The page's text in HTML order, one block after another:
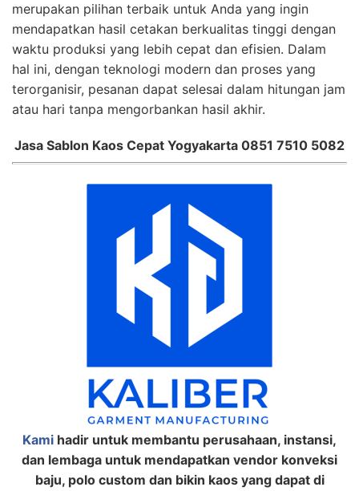
merupakan pilihan terbaik untuk Anda yang ingin
mendapatkan hasil cetakan berkualitas tinggi dengan
waktu produksi yang lebih cepat dan efisien. Dalam
hal ini, dengan teknologi modern dan proses yang
terorganisir, pesanan dapat selesai dalam hitungan jam
atau hari tanpa mengorbankan hasil akhir.
Jasa Sablon Kaos Cepat Yogyakarta 0851 7510 5082
Kami hadir untuk membantu perusahaan, instansi,
dan lembaga untuk mendapatkan vendor konveksi
baju, polo custom dan bikin kaos yang dapat di